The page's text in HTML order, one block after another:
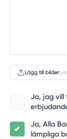
Lägg till bilder
Ja, jag vill
Ja, Alla
lämpliga